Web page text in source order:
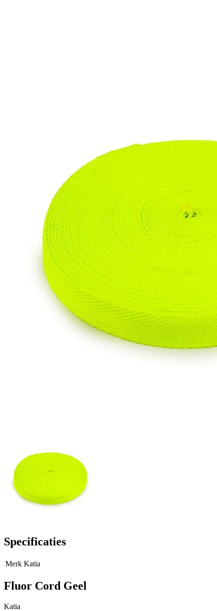
Specificaties
Merk Katia
Fluor Cord Geel
Katia